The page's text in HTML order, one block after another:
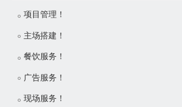
项目管理！
主场搭建！
餐饮服务！
广告服务！
现场服务！